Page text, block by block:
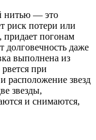
нитью — это
риск потери или
придает погонам
долговечность даже
выполнена из
при
расположение звезд
звезды,
и снимаются,